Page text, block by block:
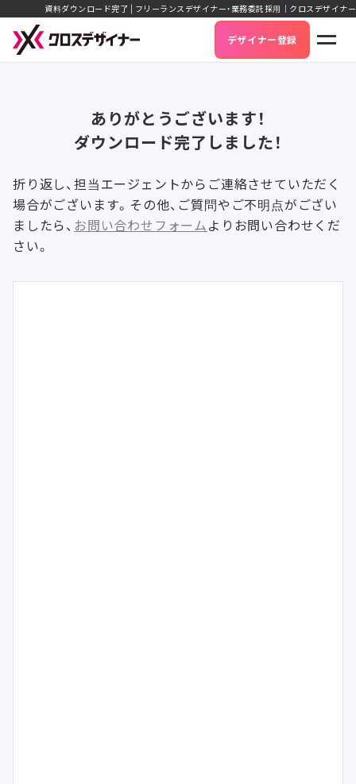
資料ダウンロード完了 | フリーランスデザイナー・業務委託採用｜クロスデザイナー
デザイナー登録
ありがとうございます！
ダウンロード完了しました！
折り返し、担当エージェントからご連絡させていただく
場合がございます。 その他、ご質問やご不明点がござい
ましたら、 お問い合わせフォームよりお問い合わせくだ
さい。